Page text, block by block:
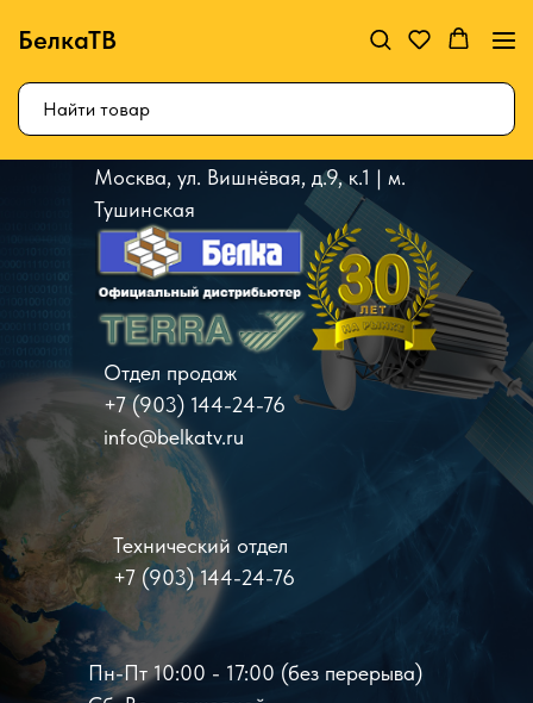
БелкаТВ
Москва, ул. Вишнёвая, д.9, к.1 | м.
Тушинская
Отдел продаж
+7 (903) 144-24-76
info@belkatv.ru
Пн-Пт 10:00 - 17:00 (без перерыва)
Технический отдел
+7 (903) 144-24-76